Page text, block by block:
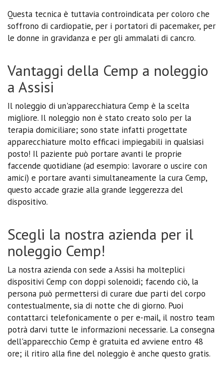
Questa tecnica è tuttavia controindicata per coloro che
soffrono di cardiopatie, per i portatori di pacemaker, per
le donne in gravidanza e per gli ammalati di cancro.
Vantaggi della Cemp a noleggio
a Assisi
Il noleggio di un'apparecchiatura Cemp è la scelta
migliore. Il noleggio non è stato creato solo per la
terapia domiciliare; sono state infatti progettate
apparecchiature molto efficaci impiegabili in qualsiasi
posto! Il paziente può portare avanti le proprie
faccende quotidiane (ad esempio: lavorare o uscire con
amici) e portare avanti simultaneamente la cura Cemp,
questo accade grazie alla grande leggerezza del
dispositivo.
Scegli la nostra azienda per il
noleggio Cemp!
La nostra azienda con sede a Assisi ha molteplici
dispositivi Cemp con doppi solenoidi; facendo ciò, la
persona può permettersi di curare due parti del corpo
contestualmente, sia di notte che di giorno. Puoi
contattarci telefonicamente o per e-mail, il nostro team
potrà darvi tutte le informazioni necessarie. La consegna
dell'apparecchio Cemp è gratuita ed avviene entro 48
ore; il ritiro alla fine del noleggio è anche questo gratis.